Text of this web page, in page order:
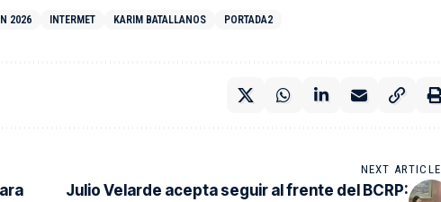
2026 INTERMET KARIM BATALLANOS PORTADA2
NEXT ARTICLE
Julio Velarde acepta seguir al frente del BCRP: